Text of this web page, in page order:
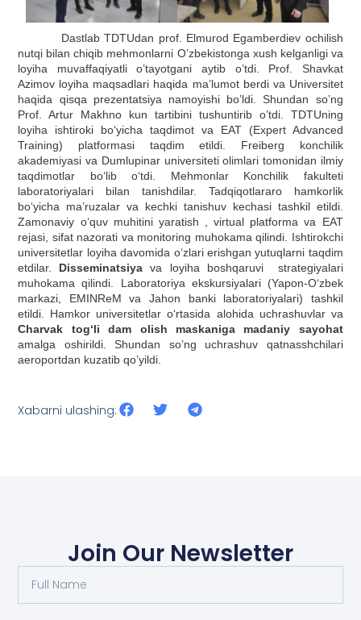
Dastlab TDTUdan prof. Elmurod Egamberdiev ochilish
nutqi bilan chiqib mehmonlarni O’zbekistonga xush kelganligi va
loyiha muvaffaqiyatli o’tayotgani aytib o’tdi. Prof. Shavkat
Azimov loyiha maqsadlari haqida ma’lumot berdi va Universitet
haqida qisqa prezentatsiya namoyishi bo’ldi. Shundan so’ng
Prof. Artur Makhno kun tartibini tushuntirib o’tdi. TDTUning
loyiha ishtiroki bo‘yicha taqdimot va EAT (Expert Advanced
Training) platformasi taqdim etildi. Freiberg konchilik
akademiyasi va Dumlupinar universiteti olimlari tomonidan ilmiy
taqdimotlar bo‘lib o‘tdi. Mehmonlar Konchilik fakulteti
laboratoriyalari bilan tanishdilar. Tadqiqotlararo hamkorlik
bo‘yicha ma’ruzalar va kechki tanishuv kechasi tashkil etildi.
Zamonaviy o‘quv muhitini yaratish , virtual platforma va EAT
rejasi, sifat nazorati va monitoring muhokama qilindi. Ishtirokchi
universitetlar loyiha davomida o‘zlari erishgan yutuqlarni taqdim
etdilar. Disseminatsiyava loyiha boshqaruvi strategiyalari
muhokama qilindi. Laboratoriya ekskursiyalari (Yapon-O‘zbek
markazi, EMINReM va Jahon banki laboratoriyalari) tashkil
etildi. Hamkor universitetlar o‘rtasida alohida uchrashuvlar va
Charvak tog‘li dam olish maskaniga madaniy sayohat
amalga oshirildi. Shundan so’ng uchrashuv qatnasshchilari
aeroportdan kuzatib qo’yildi.
Xabarni ulashing:
Join Our Newsletter